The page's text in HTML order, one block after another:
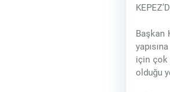
Başkan
için çok
olduğu